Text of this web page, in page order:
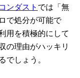
ンダスト では「無
で処分が可能で
用を積極的にして
の理由がハッキリ
でしょう。